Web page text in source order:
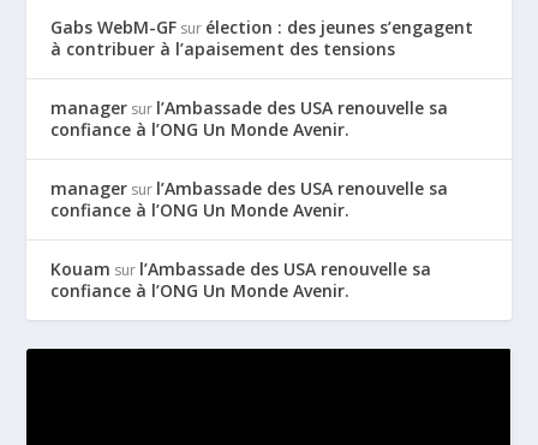
Gabs WebM-GF sur élection : des jeunes s’engagent
à contribuer à l’apaisement des tensions
manager sur l’Ambassade des USA renouvelle sa
confiance à l’ONG Un Monde Avenir.
manager sur l’Ambassade des USA renouvelle sa
confiance à l’ONG Un Monde Avenir.
Kouam sur l’Ambassade des USA renouvelle sa
confiance à l’ONG Un Monde Avenir.